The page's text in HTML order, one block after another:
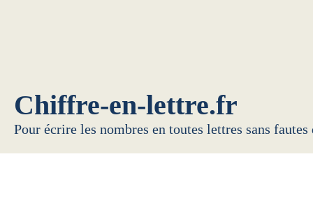
Chiffre-en-lettre.fr
Pour écrire les nombres en toutes lettres sans